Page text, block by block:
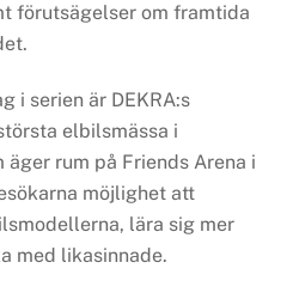
förutsägelser om framtida
i serien är DEKRA:s
elbilsmässa i
äger rum på Friends Arena i
möjlighet att
lära sig mer
med likasinnade.